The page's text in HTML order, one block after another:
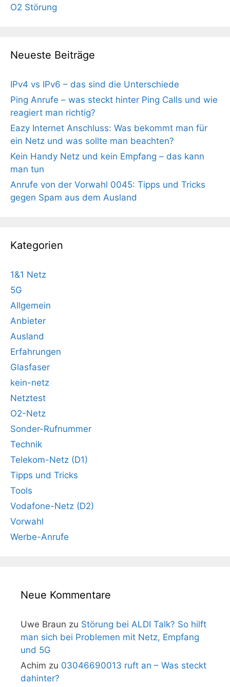
O2 Störung
Neueste Beiträge
IPv4 vs IPv6 – das sind die Unterschiede
Ping Anrufe – was steckt hinter Ping Calls und wie
reagiert man richtig?
Eazy Internet Anschluss: Was bekommt man für
ein Netz und was sollte man beachten?
Kein Handy Netz und kein Empfang – das kann
man tun
Anrufe von der Vorwahl 0045: Tipps und Tricks
gegen Spam aus dem Ausland
Kategorien
1&1 Netz
5G
Allgemein
Anbieter
Ausland
Erfahrungen
Glasfaser
kein-netz
Netztest
O2-Netz
Sonder-Rufnummer
Technik
Telekom-Netz (D1)
Tipps und Tricks
Tools
Vodafone-Netz (D2)
Vorwahl
Werbe-Anrufe
Neue Kommentare
Uwe Braun zu Störung bei ALDI Talk? So hilft
man sich bei Problemen mit Netz, Empfang
und 5G
Achim zu 03046690013 ruft an – Was steckt
dahinter?